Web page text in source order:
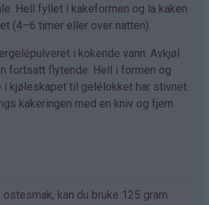
Hell fyllet i kakeformen og la kaken
(4–6 timer eller over natten).
i kokende vann. Avkjøl
fortsatt flytende. Hell i formen og
i kjøleskapet til gelélokket har stivnet.
kakeringen med en kniv og fjern
kan du bruke 125 gram